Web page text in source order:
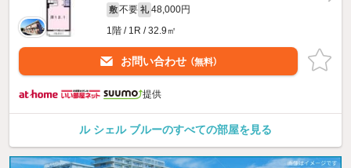
敷 不要 礼 48,000円
1階 / 1R / 32.9㎡
お問い合わせ （無料）
提供
ル シェル ブルーのすべての部屋を見る